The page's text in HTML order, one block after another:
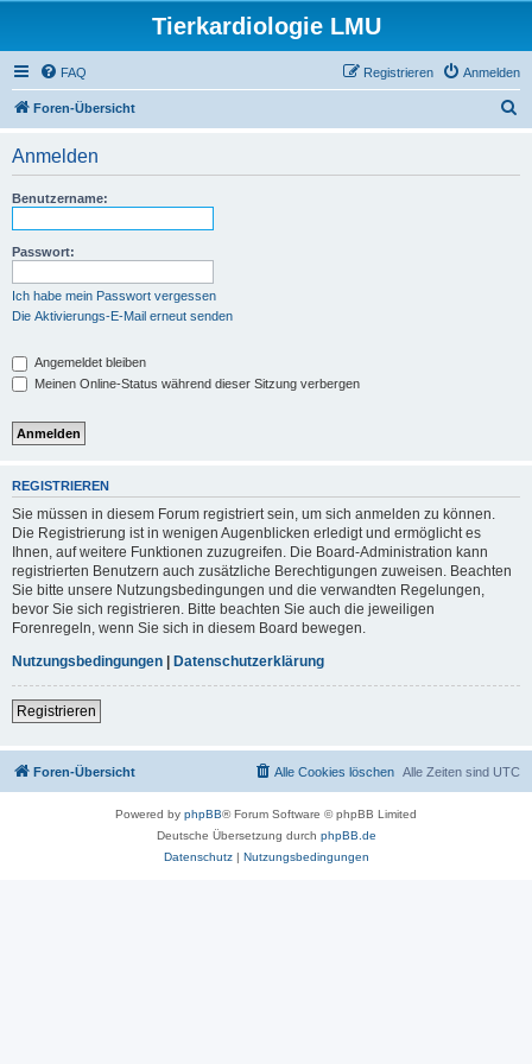
Tierkardiologie LMU
FAQ Anmelden
Registrieren
Foren-Übersicht
Anmelden
Benutzername:
Passwort:
Ich habe mein Passwort vergessen
Die Aktivierungs-E-Mail erneut senden
Angemeldet bleiben
Meinen Online-Status während dieser Sitzung verbergen
REGISTRIEREN
Sie müssen in diesem Forum registriert sein, um sich anmelden zu können.
Die Registrierung ist in wenigen Augenblicken erledigt und ermöglicht es
Ihnen, auf weitere Funktionen zuzugreifen. Die Board-Administration kann
registrierten Benutzern auch zusätzliche Berechtigungen zuweisen. Beachten
Sie bitte unsere Nutzungsbedingungen und die verwandten Regelungen,
bevor Sie sich registrieren. Bitte beachten Sie auch die jeweiligen
Forenregeln, wenn Sie sich in diesem Board bewegen.
Nutzungsbedingungen | Datenschutzerklärung
Registrieren
Foren-Übersicht Alle Zeiten sind UTC
Alle Cookies löschen
Powered by phpBB® Forum Software © phpBB Limited
Deutsche Übersetzung durch phpBB.de
Datenschutz| Nutzungsbedingungen